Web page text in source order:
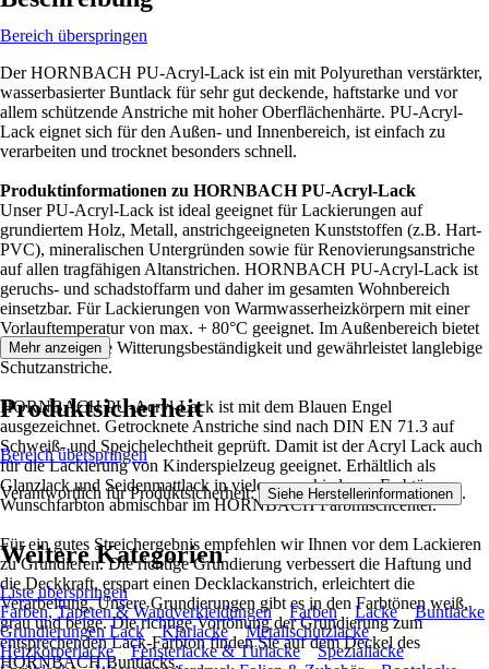
Bereich überspringen
Der HORNBACH PU-Acryl-Lack ist ein mit Polyurethan verstärkter,
wasserbasierter Buntlack für sehr gut deckende, haftstarke und vor
allem schützende Anstriche mit hoher Oberflächenhärte. PU-Acryl-
Lack eignet sich für den Außen- und Innenbereich, ist einfach zu
verarbeiten und trocknet besonders schnell.
Produktinformationen zu HORNBACH PU-Acryl-Lack
Unser PU-Acryl-Lack ist ideal geeignet für Lackierungen auf
grundiertem Holz, Metall, anstrichgeeigneten Kunststoffen (z.B. Hart-
PVC), mineralischen Untergründen sowie für Renovierungsanstriche
auf allen tragfähigen Altanstrichen. HORNBACH PU-Acryl-Lack ist
geruchs- und schadstoffarm und daher im gesamten Wohnbereich
einsetzbar. Für Lackierungen von Warmwasserheizkörpern mit einer
Vorlauftemperatur von max. + 80°C geeignet. Im Außenbereich bietet
er eine sehr gute Witterungsbeständigkeit und gewährleistet langlebige
Schutzanstriche.
HORNBACH PU-Acryl-Lack ist mit dem Blauen Engel
ausgezeichnet. Getrocknete Anstriche sind nach DIN EN 71.3 auf
Schweiß- und Speichelechtheit geprüft. Damit ist der Acryl Lack auch
für die Lackierung von Kinderspielzeug geeignet. Erhältlich als
Glanzlack und Seidenmattlack in vielen verschiedenen Farbtönen;
Wunschfarbton abmischbar im HORNBACH Farbmischcenter.
Für ein gutes Streichergebnis empfehlen wir Ihnen vor dem Lackieren
zu Grundieren. Die richtige Grundierung verbessert die Haftung und
die Deckkraft, erspart einen Decklackanstrich, erleichtert die
Verarbeitung. Unsere Grundierungen gibt es in den Farbtönen weiß,
grau und beige. Die richtige Vortönung der Grundierung zum
entsprechenden Lack-Farbton finden Sie auf dem Deckel des
HORNBACH Buntlacks.
Mehr anzeigen
Produktsicherheit
Bereich überspringen
Verantwortlich für Produktsicherheit: Siehe Herstellerinformationen .
Weitere Kategorien
Liste überspringen
Farben, Tapeten & Wandverkleidungen
Farben Lacke
Buntlacke
Grundierungen Lack
Klarlacke
Metallschutzlacke
Heizkörperlacke
Fensterlacke & Türlacke
Speziallacke